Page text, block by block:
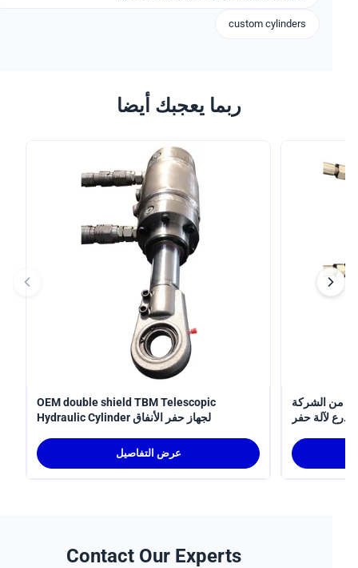
custom cylinders
ربما يعجبك أيضا
OEM double shield TBM Telescopic
Hydraulic Cylinder لجهاز حفر الأنفاق
عرض التفاصيل
الشركة
لآلة حفر
Contact Our Experts